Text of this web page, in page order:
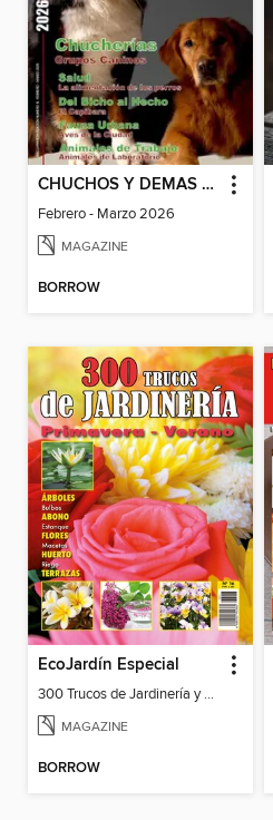
CHUCHOS Y DEMAS BICHOS
Febrero - Marzo 2026
MAGAZINE
BORROW
EcoJardín Especial
300 Trucos de Jardinería y Huerto 16
MAGAZINE
BORROW